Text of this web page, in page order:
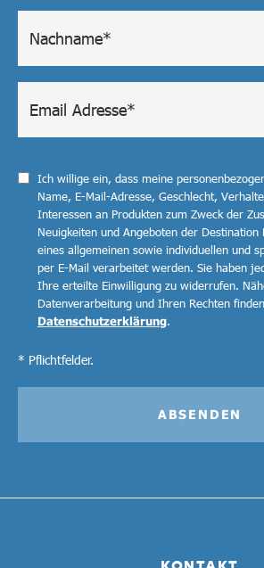
Ich willige ein, dass meine
Name, E-Mail-Adresse, Geschlecht,
Interessen an Produkten zum Zweck der
Neuigkeiten und Angeboten der Destination
eines allgemeinen sowie individuellen und
per E-Mail verarbeitet werden. Sie haben
Ihre erteilte Einwilligung zu widerrufen.
Datenverarbeitung und Ihren Rechten
Datenschutzerklärung.
* Pflichtfelder.
ABSENDEN